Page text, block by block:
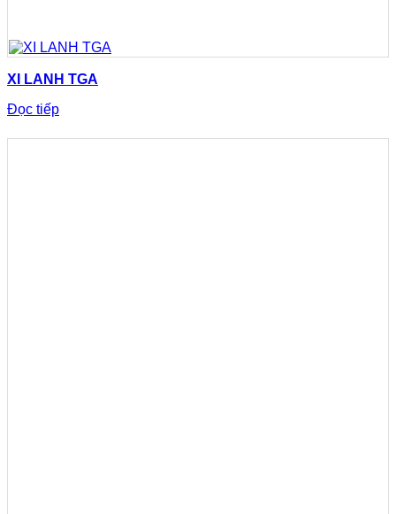
XI LANH TGA
Đọc tiếp